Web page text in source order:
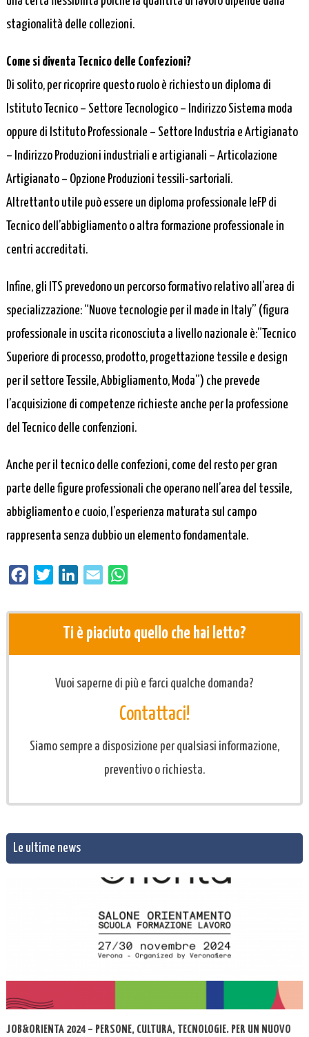
stagionalità delle collezioni.
Come si diventa Tecnico delle Confezioni?
Di solito, per ricoprire questo ruolo è richiesto un diploma di
Istituto Tecnico – Settore Tecnologico – Indirizzo Sistema moda
oppure di Istituto Professionale – Settore Industria e Artigianato
– Indirizzo Produzioni industriali e artigianali – Articolazione
Artigianato – Opzione Produzioni tessili-sartoriali.
Altrettanto utile può essere un diploma professionale IeFP di
Tecnico dell’abbigliamento o altra formazione professionale in
centri accreditati.
Infine, gli ITS prevedono un percorso formativo relativo all’area di
specializzazione: “Nuove tecnologie per il made in Italy” (figura
professionale in uscita riconosciuta a livello nazionale è:”Tecnico
Superiore di processo, prodotto, progettazione tessile e design
per il settore Tessile, Abbigliamento, Moda”) che prevede
l’acquisizione di competenze richieste anche per la professione
del Tecnico delle confenzioni.
Anche per il tecnico delle confezioni, come del resto per gran
parte delle figure professionali che operano nell’area del tessile,
abbigliamento e cuoio, l’esperienza maturata sul campo
rappresenta senza dubbio un elemento fondamentale.
FacebookTwitter LinkedIn Email
Le ultime news
JOB&ORIENTA 2024 – PERSONE, CULTURA, TECNOLOGIE. PER UN NUOVO
Ti è piaciuto quello che hai letto?
Vuoi saperne di più e farci qualche domanda?
Contattaci!
Siamo sempre a disposizione per qualsiasi informazione,
preventivo o richiesta.